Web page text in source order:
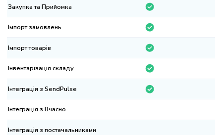
та Прийомка
замовлень
товарів
складу
з SendPulse
з Вчасно
з постачальниками